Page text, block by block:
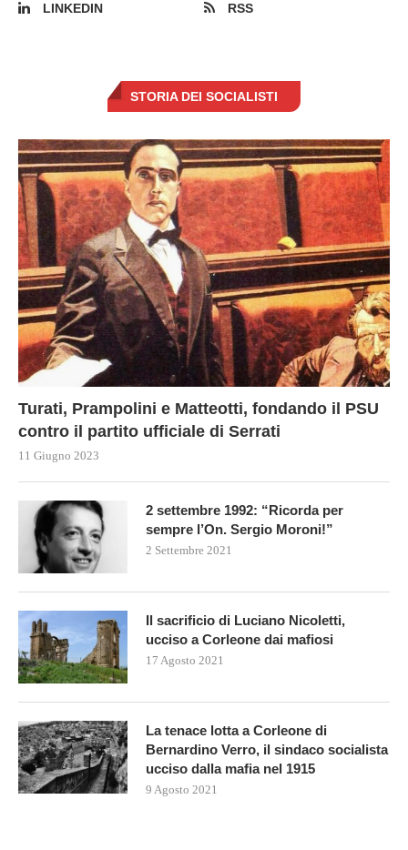
LINKEDIN
RSS
STORIA DEI SOCIALISTI
Turati, Prampolini e Matteotti, fondando il PSU
contro il partito ufficiale di Serrati
11 Giugno 2023
2 settembre 1992: “Ricorda per
sempre l’On. Sergio Moroni!”
2 Settembre 2021
Il sacrificio di Luciano Nicoletti,
ucciso a Corleone dai mafiosi
17 Agosto 2021
La tenace lotta a Corleone di
Bernardino Verro, il sindaco socialista
ucciso dalla mafia nel 1915
9 Agosto 2021